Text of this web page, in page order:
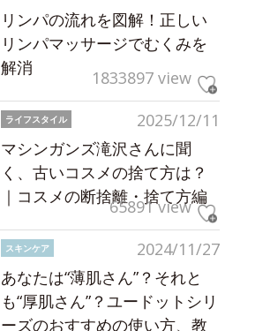
リンパの流れを図解！正しい
リンパマッサージでむくみを
解消
1833897 view
2025/12/11
ライフスタイル
マシンガンズ滝沢さんに聞
く、古いコスメの捨て方は？
｜コスメの断捨離・捨て方編
65891 view
2024/11/27
スキンケア
あなたは“薄肌さん”？それと
も“厚肌さん”？ユードットシリ
ーズのおすすめの使い方、教